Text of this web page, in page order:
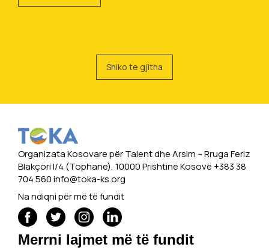
Shiko te gjitha
Organizata Kosovare për Talent dhe Arsim -- Rruga Feriz
Blakçori I/4 (Tophane), 10000 Prishtinë Kosovë +383 38
704 560info@toka-ks.org
Na ndiqni për më të fundit
Merrni lajmet më të fundit